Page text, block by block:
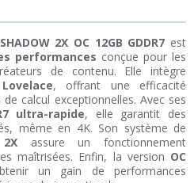
2X OC 12GB GDDR7 est
performances conçue pour les
de contenu. Elle intègre
, offrant une efficacité
calcul exceptionnelles. Avec ses
ultra-rapide, elle garantit des
même en 4K. Son système de
assure un fonctionnement
maîtrisées. Enfin, la version OC
un gain de performances